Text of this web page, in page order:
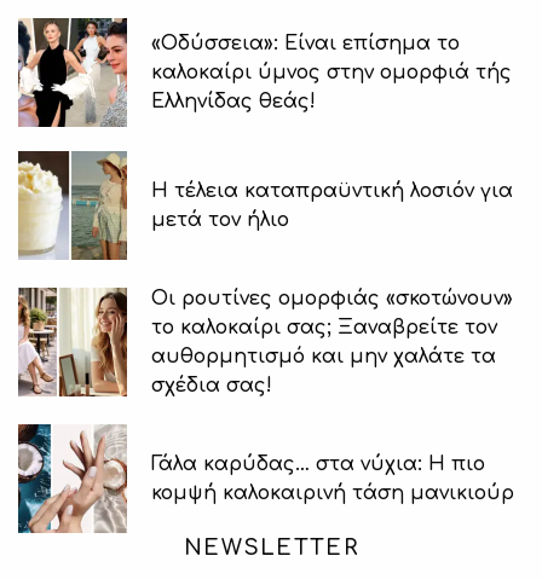
«Οδύσσεια»: Είναι επίσημα το
καλοκαίρι ύμνος στην ομορφιά τής
Ελληνίδας θεάς!
H τέλεια καταπραϋντική λοσιόν για
μετά τον ήλιο
Οι ρουτίνες ομορφιάς «σκοτώνουν»
το καλοκαίρι σας; Ξαναβρείτε τον
αυθορμητισμό και μην χαλάτε τα
σχέδια σας!
Γάλα καρύδας… στα νύχια: Η πιο
κομψή καλοκαιρινή τάση μανικιούρ
NEWSLETTER